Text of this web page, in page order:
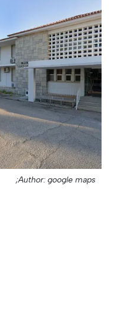
Author: google maps;